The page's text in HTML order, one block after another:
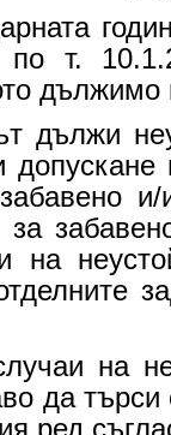
по т.
дължимо
дължи
на
на
да
ред